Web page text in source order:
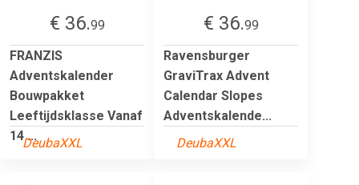
€ 36.99
FRANZIS
Adventskalender
Bouwpakket
Leeftijdsklasse Vanaf
14 ...DeubaXXL
€ 36.99
Ravensburger
GraviTrax Advent
Calendar Slopes
Adventskalende...
DeubaXXL